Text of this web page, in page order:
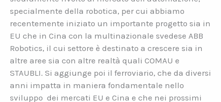
specialmente della robotica, per cui abbiamo
recentemente iniziato un importante progetto sia in
EU che in Cina con la multinazionale svedese ABB
Robotics, il cui settore è destinato a crescere sia in
altre aree sia con altre realtà quali COMAU e
STAUBLI. Si aggiunge poi il ferroviario, che da diversi
anni impatta in maniera fondamentale nello
sviluppo dei mercati EU e Cina e che nei prossimi